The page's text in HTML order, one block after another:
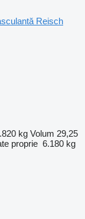
Reisch
kg Volum 29,25
proprie 6.180 kg